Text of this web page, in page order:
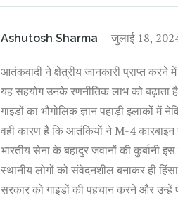
Ashutosh Sharma जुलाई 18,
आतंकवादी ने क्षेत्रीय जानकारी प्राप्त करने
यह सहयोग उनके रणनीतिक लाभ को बढ़ाता
गाइडों का भौगोलिक ज्ञान पहाड़ी इलाकों में
वही कारण है कि आतंकियों ने M-4 कारबाइन
भारतीय सेना के बहादुर जवानों की कुर्बानी
स्थानीय लोगों को संवेदनशील बनाकर ही
सरकार को गाइडों की पहचान करने और उन्हें